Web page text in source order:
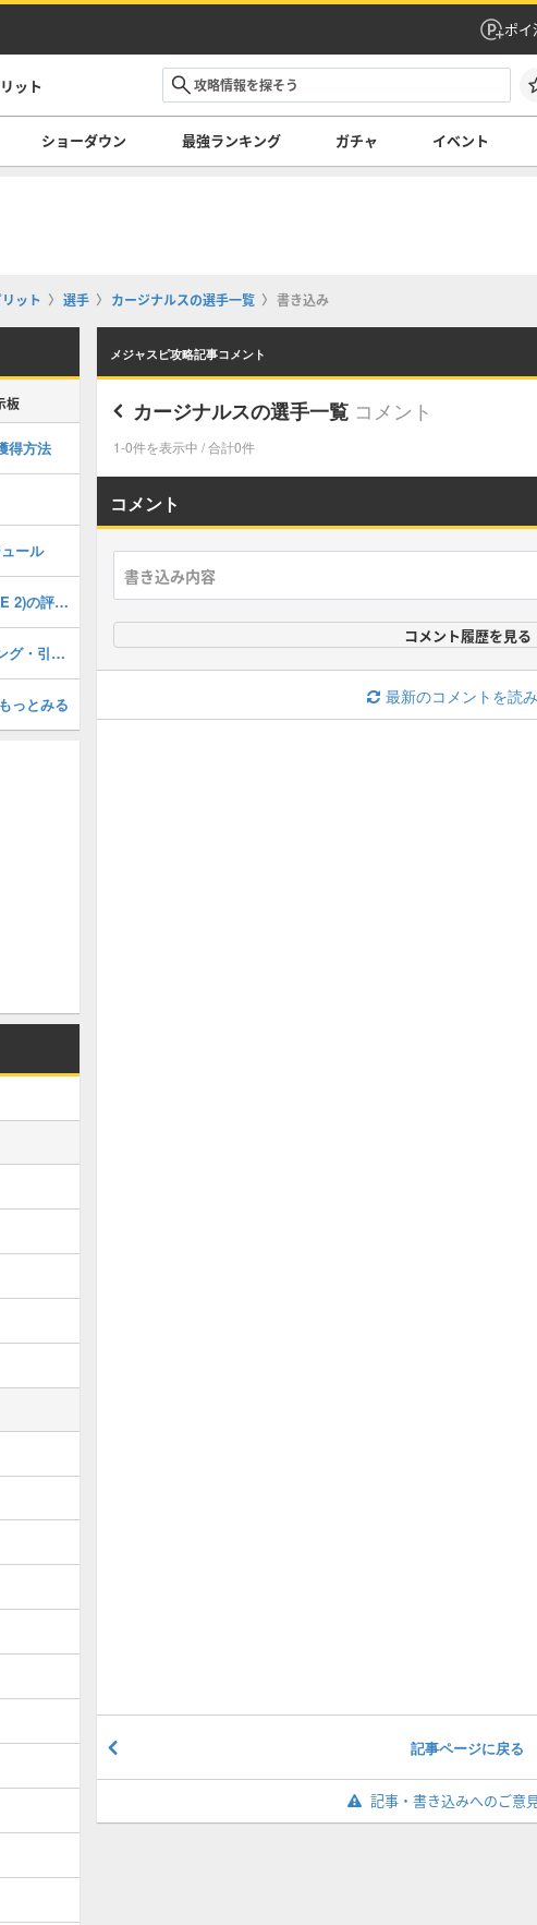
ポイ
ット
ショーダウン 最強ランキング ガチャ イベント
ット 選手 カージナルスの選手一覧 書き込み
メジャスピ攻略記事コメント
カージナルスの選手一覧 コメント
1-0件を表示中 / 合計0件
コメント
コメント履歴を見る
最新のコメントを読
記事ページに戻る
記事・書き込みへのご意
板
得方法
ール
ラインサンドバーグ(2026 S1 LE 2)の評価とステータス
オールスター第1弾評価ランキング・引くべき？
もっとみる